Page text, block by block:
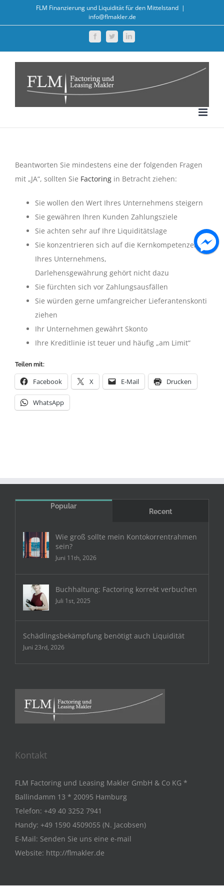
FLM Finanzierung und Liquidität für den Mittelstand |
info@flmakler.de
FacebookTwitterLinkedIn
Beantworten Sie mindestens eine der folgenden Fragen
mit „JA“, sollten Sie Factoring in Betracht ziehen:
Sie wollen den Wert Ihres Unternehmens steigern
Sie gewähren Ihren Kunden Zahlungsziele
Sie achten sehr auf Ihre Liquiditätslage
Sie konzentrieren sich auf die Kernkompetenzen
Ihres Unternehmens,
Darlehensgewährung gehört nicht dazu
Sie fürchten sich vor Zahlungsausfällen
Sie würden gerne umfangreicher Lieferantenskonti
ziehen
Ihr Unternehmen gewährt Skonto
Ihre Kreditlinie ist teuer und häufig „am Limit“
Teilen mit:
Facebook X E-Mail Drucken
WhatsApp
Popular
Recent
Wie groß sollte mein Kontokorrentrahmen
sein?
Juni 11th, 2026
Buchhaltung: Factoring korrekt verbuchen
Juli 1st, 2025
Schädlingsbekämpfung benötigt auch Liquidität
Juni 23rd, 2026
Kontakt
FLM Factoring und Leasing Makler GmbH & Co KG *
Ballindamm 13 * 20095 Hamburg
Telefon: +49 40 3252 7941
Handy: +49 1590 4509055 (N. Jacobsen)
E-Mail: Senden Sie uns eine e-mail
Website: http://flmakler.de